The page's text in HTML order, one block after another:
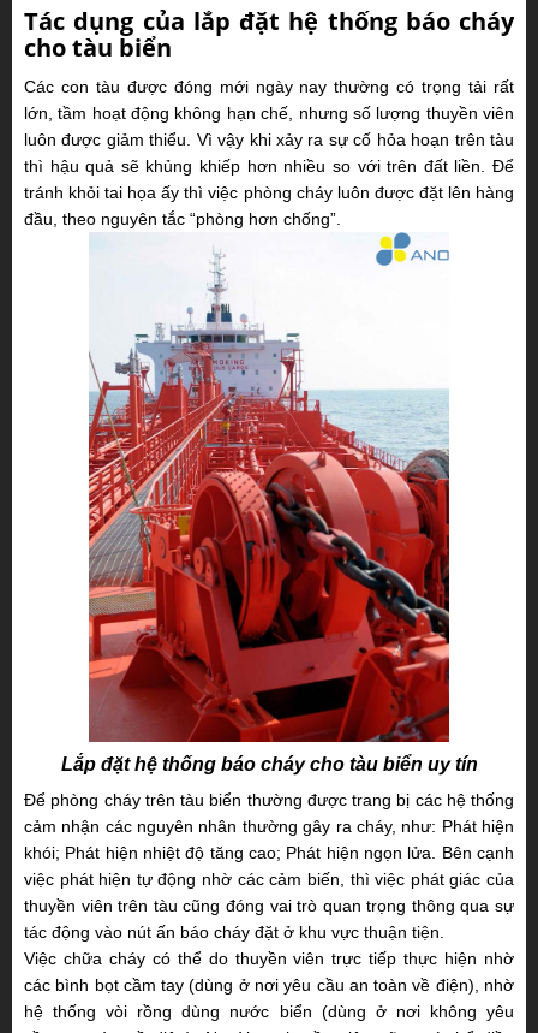
Tác dụng của lắp đặt hệ thống báo cháy
cho tàu biển
Các con tàu được đóng mới ngày nay thường có trọng tải rất
lớn, tầm hoạt động không hạn chế, nhưng số lượng thuyền viên
luôn được giảm thiểu. Vì vậy khi xảy ra sự cố hỏa hoạn trên tàu
thì hậu quả sẽ khủng khiếp hơn nhiều so với trên đất liền. Để
tránh khỏi tai họa ấy thì việc phòng cháy luôn được đặt lên hàng
đầu, theo nguyên tắc “phòng hơn chống”.
Lắp đặt hệ thống báo cháy cho tàu biển uy tín
Để phòng cháy trên tàu biển thường được trang bị các hệ thống
cảm nhận các nguyên nhân thường gây ra cháy, như: Phát hiện
khói; Phát hiện nhiệt độ tăng cao; Phát hiện ngọn lửa. Bên cạnh
việc phát hiện tự động nhờ các cảm biến, thì việc phát giác của
thuyền viên trên tàucũng đóng vai trò quan trọng thông qua sự
tác động vào nút ấn báo cháy đặt ở khu vực thuận tiện.
Việc chữa cháy có thể do thuyền viên trực tiếp thực hiện nhờ
các bình bọt cầm tay (dùng ở nơi yêu cầu an toàn về điện), nhờ
hệ thống vòi rồng dùng nước biển (dùng ở nơi không yêu